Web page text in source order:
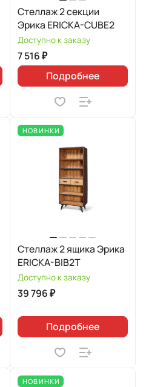
Стеллаж 2 секции
Эрика ERICKA-CUBE2
Доступно к заказу
7 516 ₽
Подробнее
НОВИНКИ
Стеллаж 2 ящика Эрика
ERICKA-BIB2T
Доступно к заказу
39 796 ₽
Подробнее
НОВИНКИ